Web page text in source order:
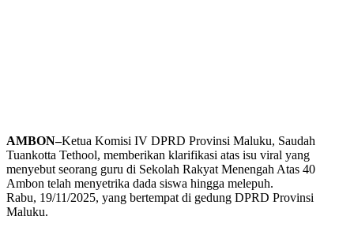
AMBON–Ketua Komisi IV DPRD Provinsi Maluku, Saudah
Tuankotta Tethool, memberikan klarifikasi atas isu viral yang
menyebut seorang guru di Sekolah Rakyat Menengah Atas 40
Ambon telah menyetrika dada siswa hingga melepuh.
Rabu, 19/11/2025, yang bertempat di gedung DPRD Provinsi
Maluku.